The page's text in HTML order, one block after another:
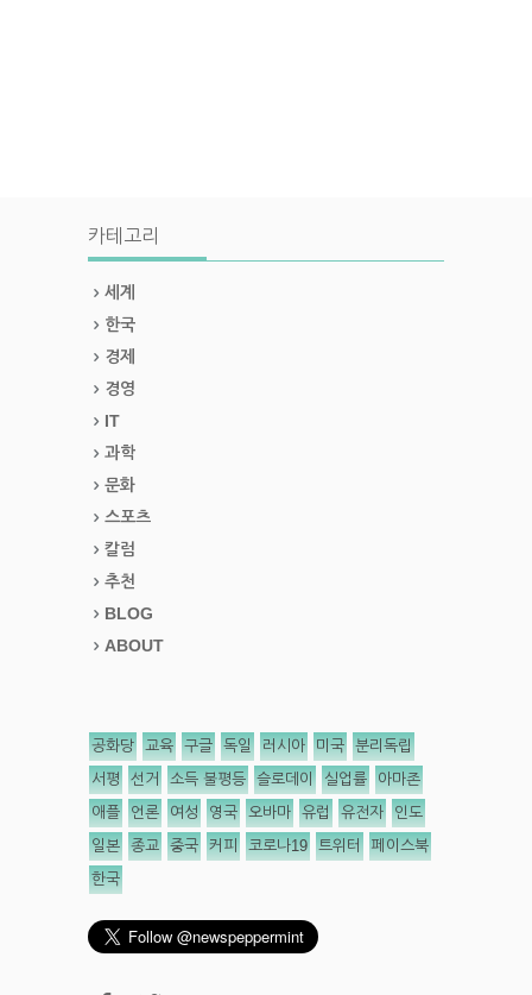
카테고리
세계
한국
경제
경영
IT
과학
문화
스포츠
칼럼
추천
BLOG
ABOUT
공화당 교육 구글 독일 러시아 미국 분리독립
서평 선거 소득 불평등 슬로데이 실업률 아마존
애플 언론 여성 영국 오바마 유럽 유전자 인도
일본 종교 중국 커피 코로나19 트위터 페이스북
한국